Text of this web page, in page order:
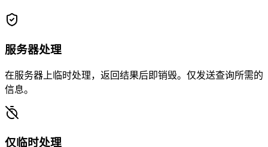
服务器处理
在服务器上临时处理，返回结果后即销毁。仅发送查询所需的
信息。
仅临时处理